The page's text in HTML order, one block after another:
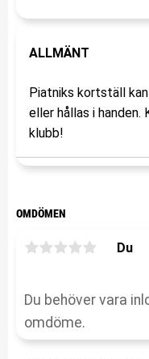
ALLMÄNT
Piatniks kortställ
eller hållas i
klubb!
OMDÖMEN
Du